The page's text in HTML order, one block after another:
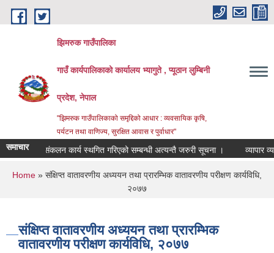
Skip to main content
झिमरुक गाउँपालिका
गाउँ कार्यपालिकाको कार्यालय भ्यागुते , प्यूठान लुम्बिनी
प्रदेश, नेपाल
"झिमरुक गाउँपालिकाको समृद्दिको आधार : व्यवसायिक कृषि,
पर्यटन तथा वाणिज्य, सुरक्षित आवास र पुर्वाधार"
समाचार
राजश्व संकलन कार्य स्थगित गरिएको सम्बन्धी अत्यन्तै जरुरी सूचना । व्यापार
You are here
Home » संक्षिप्त वातावरणीय अध्ययन तथा प्रारम्भिक वातावरणीय परीक्षण कार्यविधि,
२०७७
संक्षिप्त वातावरणीय अध्ययन तथा प्रारम्भिक
वातावरणीय परीक्षण कार्यविधि, २०७७